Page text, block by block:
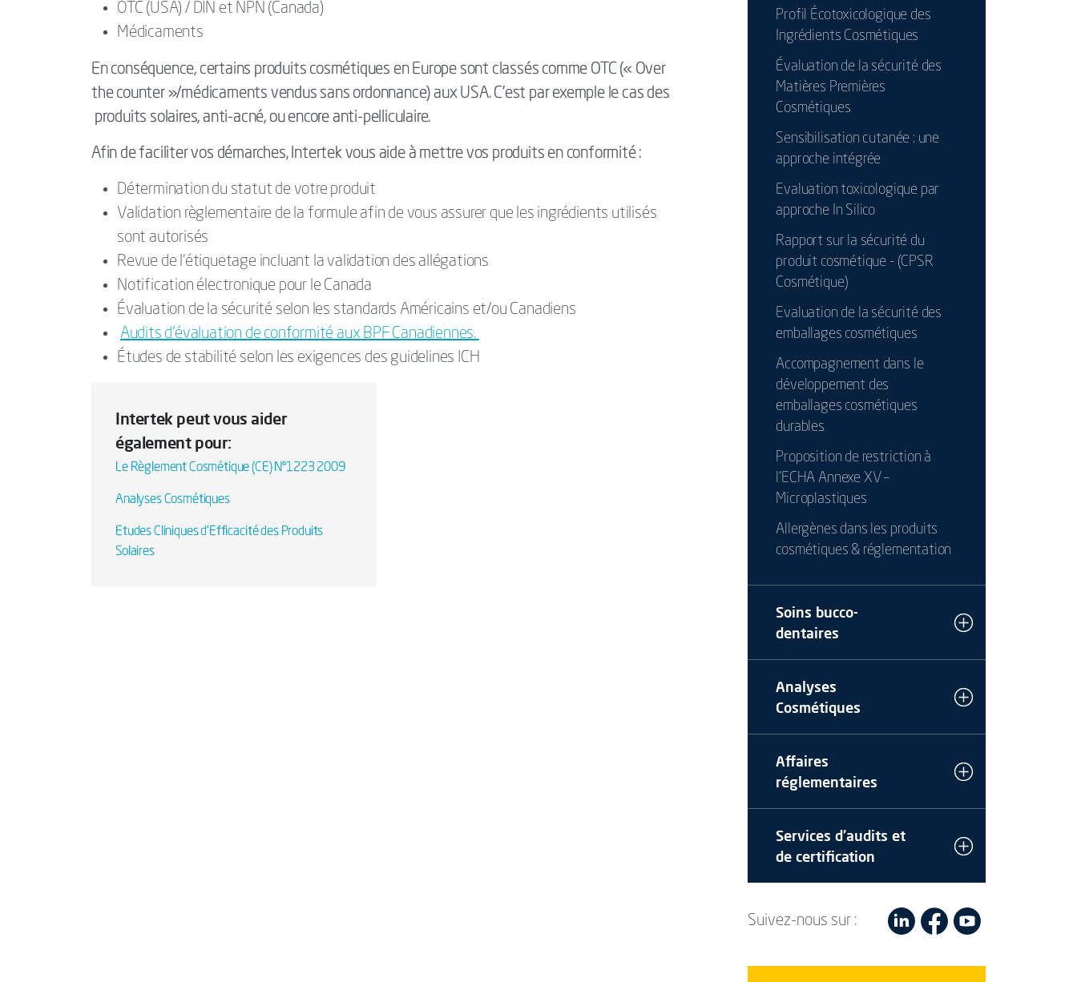
OTC (USA) / DIN et NPN (Canada)
Médicaments
En conséquence, certains produits cosmétiques en Europe sont classés comme OTC (« Over
the counter »/médicaments vendus sans ordonnance) aux USA. C’est par exemple le cas des
produits solaires, anti-acné, ou encore anti-pelliculaire.
Afin de faciliter vos démarches, Intertek vous aide à mettre vos produits en conformité :
Détermination du statut de votre produit
Validation règlementaire de la formule afin de vous assurer que les ingrédients utilisés
sont autorisés
Revue de l’étiquetage incluant la validation des allégations
Notification électronique pour le Canada
Évaluation de la sécurité selon les standards Américains et/ou Canadiens
Audits d’évaluation de conformité aux BPF Canadiennes.
Études de stabilité selon les exigences des guidelines ICH
Intertek peut vous aider
également pour:
Le Règlement Cosmétique (CE) N°1223 2009
Analyses Cosmétiques
Etudes Cliniques d'Efficacité des Produits
Solaires
Profil Écotoxicologique des
Ingrédients Cosmétiques
Évaluation de la sécurité des
Matières Premières
Cosmétiques
Sensibilisation cutanée : une
approche intégrée
Evaluation toxicologique par
approche In Silico
Rapport sur la sécurité du
produit cosmétique - (CPSR
Cosmétique)
Evaluation de la sécurité des
emballages cosmétiques
Accompagnement dans le
développement des
emballages cosmétiques
durables
Proposition de restriction à
l’ECHA Annexe XV –
Microplastiques
Allergènes dans les produits
cosmétiques & réglementation
Soins bucco-
dentaires
Analyses
Cosmétiques
Affaires
réglementaires
Services d'audits et
de certification
Suivez-nous sur :